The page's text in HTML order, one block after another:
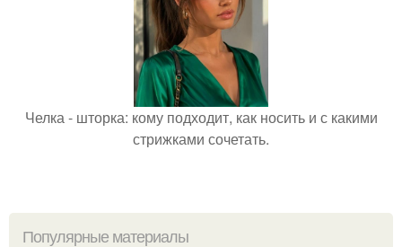
Челка - шторка: кому подходит, как носить и с какими
стрижками сочетать.
Популярные материалы